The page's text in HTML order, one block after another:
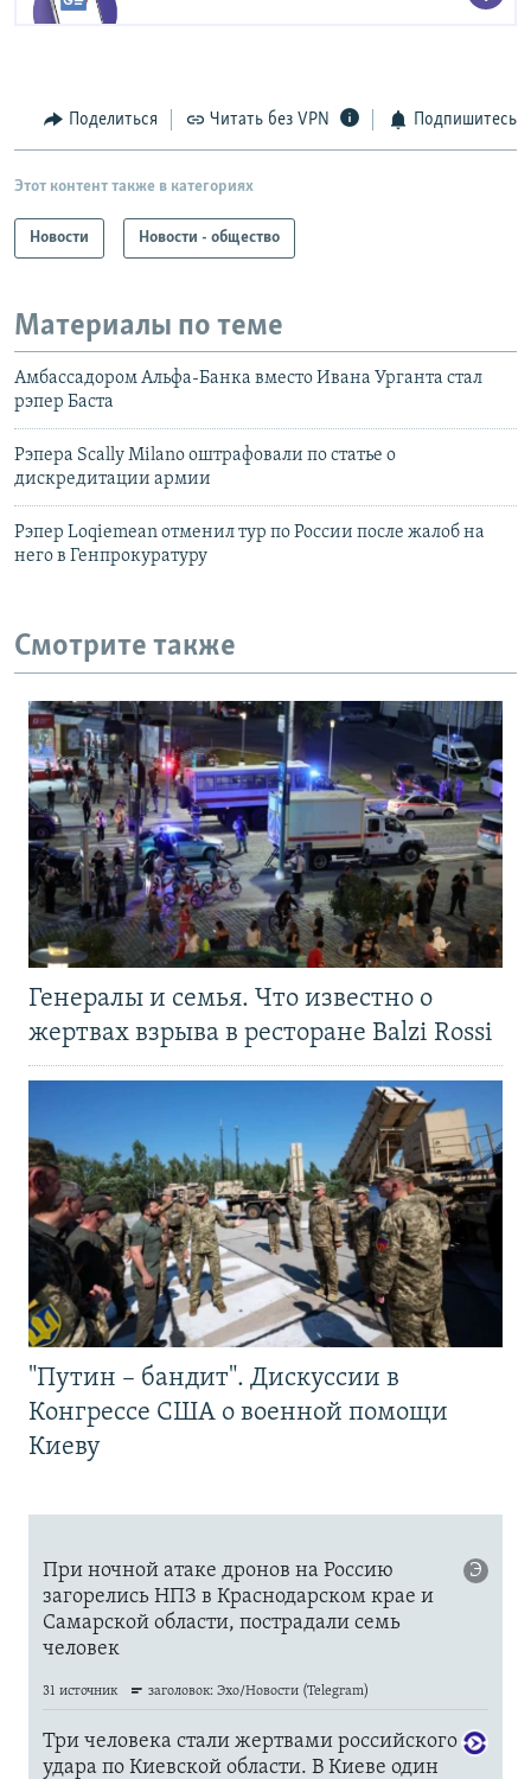
Поделиться Читать без VPN Подпишитесь
Этот контент также в категориях
Новости Новости - общество
Материалы по теме
Амбассадором Альфа-Банка вместо Ивана Урганта стал
рэпер Баста
Рэпера Scally Milano оштрафовали по статье о
дискредитации армии
Рэпер Loqiemean отменил тур по России после жалоб на
него в Генпрокуратуру
Смотрите также
Генералы и семья. Что известно о
жертвах взрыва в ресторане Balzi Rossi
"Путин – бандит". Дискуссии в
Конгрессе США о военной помощи
Киеву